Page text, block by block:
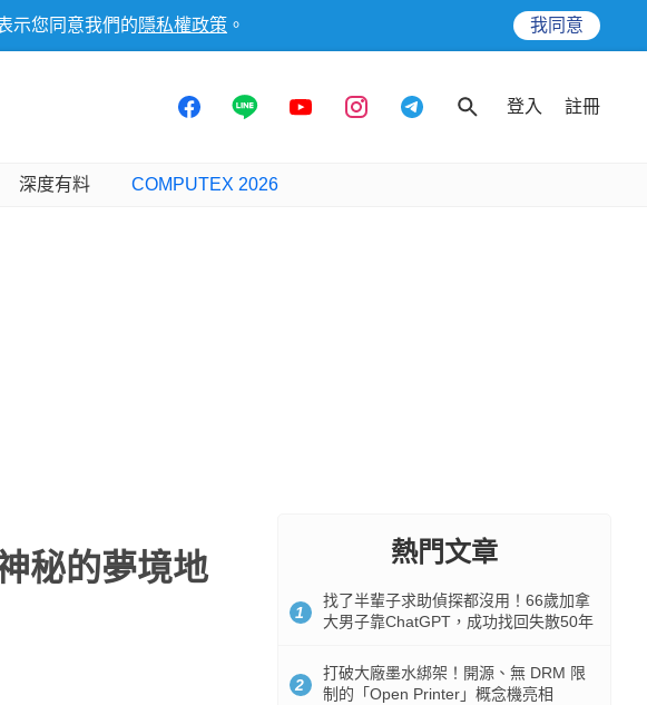
示您同意我們的 隱私權政策 。 我同意
登入 註冊
深度有料 COMPUTEX 2026
秘的夢境地
熱門文章
1
找了半輩子求助偵探都沒用！66歲加拿
大男子靠ChatGPT，成功找回失散50年
2
打破大廠墨水綁架！開源、無 DRM 限
制的「Open Printer」概念機亮相